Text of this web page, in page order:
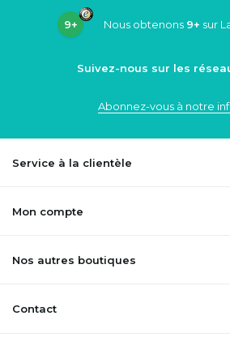
9+ Nous obtenons 9+ sur
Suivez-nous sur les
Abonnez-vous à notre
Service à la clientèle
Mon compte
Nos autres boutiques
Contact